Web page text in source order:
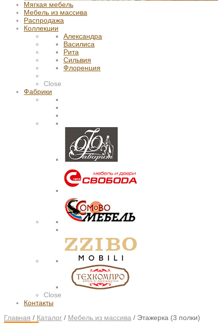
Мягкая мебель
Мебель из массива
Распродажа
Коллекции
Александра
Василиса
Рита
Сильвия
Флоренция
Close
Фабрики
Close
Контакты
Главная / Каталог / Мебель из массива / Этажерка (3 полки)